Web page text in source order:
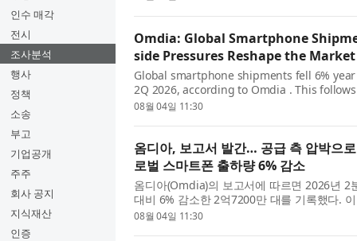
인수 매각
전시
조사분석
행사
정책
소송
부고
기업공개
주주
회사 공지
지식재산
인증
Omdia: Global Smartphone
side Pressures Reshape the Market
Global smartphone shipments fell 6%
2Q 2026, according to Omdia . This
which gave way to the adjustment phase
08월 04일 11:30
옴디아, 보고서 발간… 공급 측 압박으
로벌 스마트폰 출하량 6% 감소
옴디아(Omdia)의 보고서에 따르면 2026년 2
대비 6% 감소한 2억7200만 대를 기록했다.
가 메모리 비용 사이클의 조정 국면으로 전
08월 04일 11:30